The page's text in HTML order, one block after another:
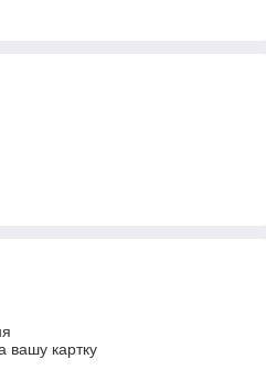
вашу картку